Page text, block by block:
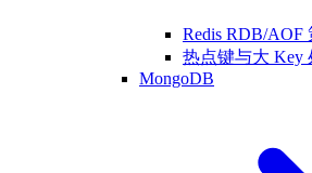
Redis RDB/AOF
热点键与大 Key
MongoDB